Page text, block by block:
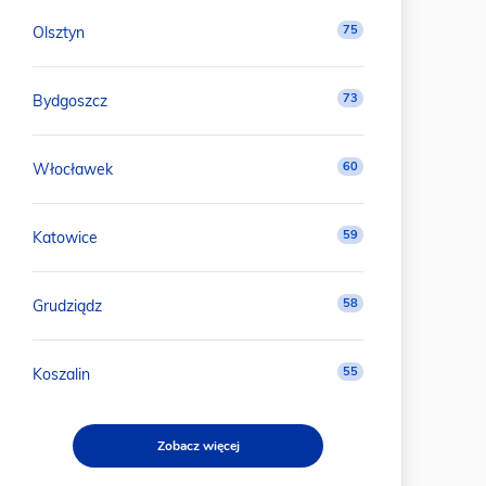
Olsztyn 75
Bydgoszcz 73
Włocławek 60
Katowice 59
Grudziądz 58
Koszalin 55
Zobacz więcej